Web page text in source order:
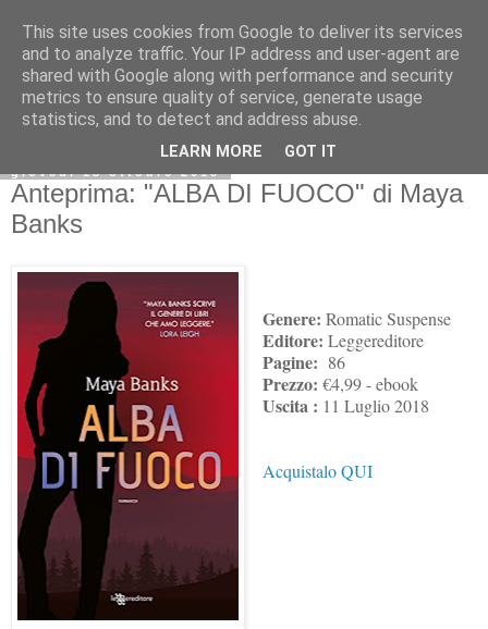
giovedì 18 ottobre 2018
Anteprima: "ALBA DI FUOCO" di Maya
Banks
Genere: Romatic Suspense
Editore: Leggereditore
Pagine: 86
Prezzo: €4,99 - ebook
Uscita : 11 Luglio 2018
Acquistalo QUI
This site uses cookies from Google to deliver its services
and to analyze traffic. Your IP address and user-agent are
shared with Google along with performance and security
metrics to ensure quality of service, generate usage
statistics, and to detect and address abuse.
LEARN MORE GOT IT